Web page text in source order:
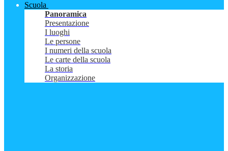
Scuola
Panoramica
Presentazione
I luoghi
Le persone
I numeri della scuola
Le carte della scuola
La storia
Organizzazione